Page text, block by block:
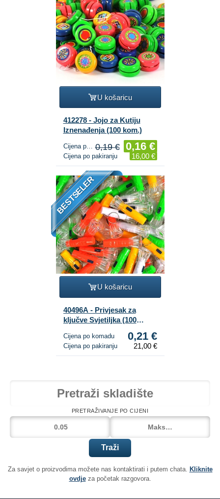
U košaricu
412278 - Jojo za Kutiju
Iznenađenja (100 kom.)
Cijena po komadu 0,19 € 0,16 €
Cijena po pakiranju 16,00 €
BESTSELER
U košaricu
40496A - Privjesak za
ključve Svjetiljka (100
Cijena po komadu 0,21 €
Cijena po pakiranju 21,00 €
PRETRAŽIVANJE PO CIJENI
Traži
Za savjet o proizvodima možete nas kontaktirati i putem chata.
Kliknite
ovdjeza početak razgovora.